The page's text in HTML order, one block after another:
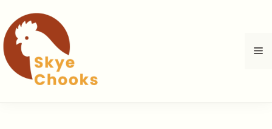
Inhalt
springen